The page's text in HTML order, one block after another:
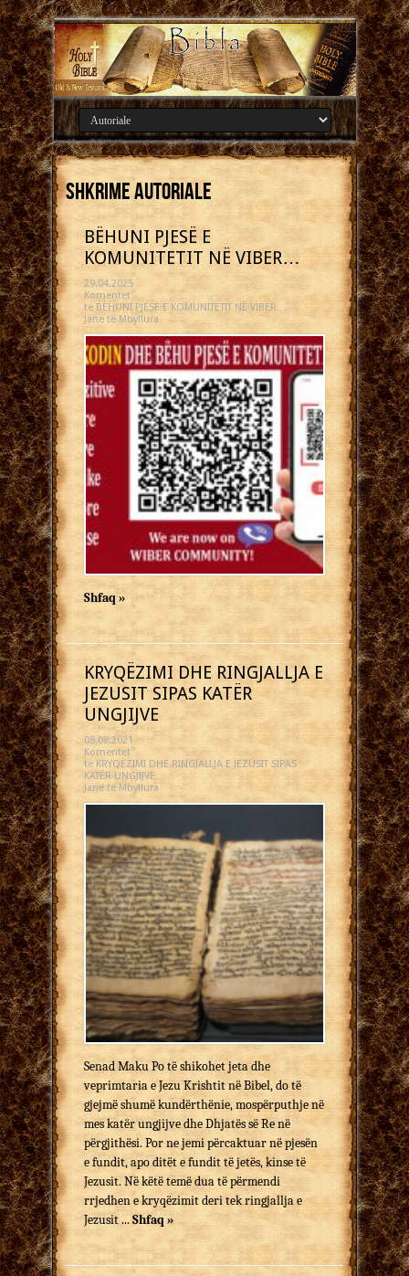
Shkrime autoriale
BËHUNI PJESË E
KOMUNITETIT NË VIBER…
29.04.2025
Komentet
te BËHUNI PJESË E KOMUNITETIT NË VIBER…
Janë të Mbyllura
Shfaq »
KRYQËZIMI DHE RINGJALLJA E
JEZUSIT SIPAS KATËR
UNGJIJVE
08.08.2021
Komentet
te KRYQËZIMI DHE RINGJALLJA E JEZUSIT SIPAS
KATËR UNGJIJVE
Janë të Mbyllura
Senad Maku Po të shikohet jeta dhe
veprimtaria e Jezu Krishtit në Bibel, do të
gjejmë shumë kundërthënie, mospërputhje në
mes katër ungjijve dhe Dhjatës së Re në
përgjithësi. Por ne jemi përcaktuar në pjesën
e fundit, apo ditët e fundit të jetës, kinse të
Jezusit. Në këtë temë dua të përmendi
rrjedhen e kryqëzimit deri tek ringjallja e
Jezusit ...Shfaq »